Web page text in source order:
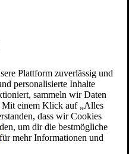
Plattform zuverlässig und
personalisierte Inhalte
sammeln wir Daten
Mit einem Klick auf „Alles
dass wir Cookies
um dir die bestmögliche
für mehr Informationen und